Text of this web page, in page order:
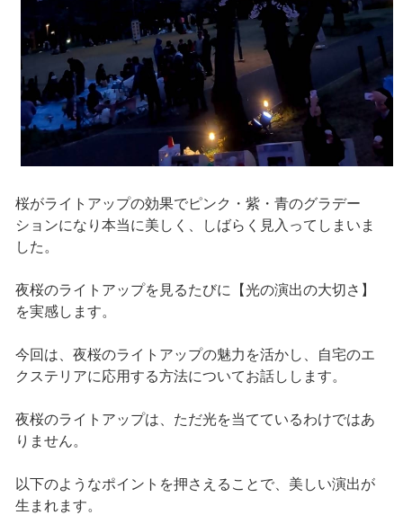
桜がライトアップの効果でピンク・紫・青のグラデー
ションになり本当に美しく、しばらく見入ってしまいま
した。
夜桜のライトアップを見るたびに【光の演出の大切さ】
を実感します。
今回は、夜桜のライトアップの魅力を活かし、自宅のエ
クステリアに応用する方法についてお話しします。
夜桜のライトアップは、ただ光を当てているわけではあ
りません。
以下のようなポイントを押さえることで、美しい演出が
生まれます。